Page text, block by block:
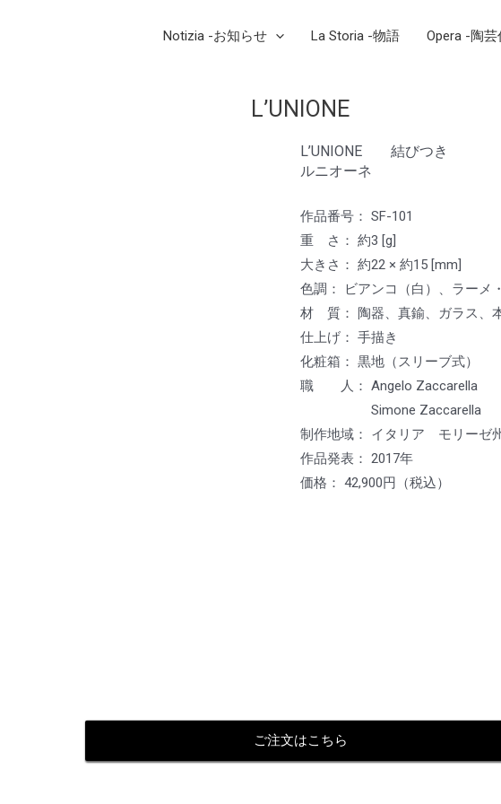
Notizia -お知らせ La Storia -物語 Opera -陶芸
L’UNIONE
L’UNIONE 結びつき
ルニオーネ
作品番号： SF-101
重 さ： 約3 [g]
大きさ： 約22 × 約15 [mm]
色調： ビアンコ（白）、ラーメ
材 質： 陶器、真鍮、ガラス、
仕上げ： 手描き
化粧箱： 黒地（スリーブ式）
職 人： Angelo
Simone Zaccarella
制作地域： イタリア モリーゼ
作品発表： 2017年
価格： 42,900円（税込）
ご注文はこちら